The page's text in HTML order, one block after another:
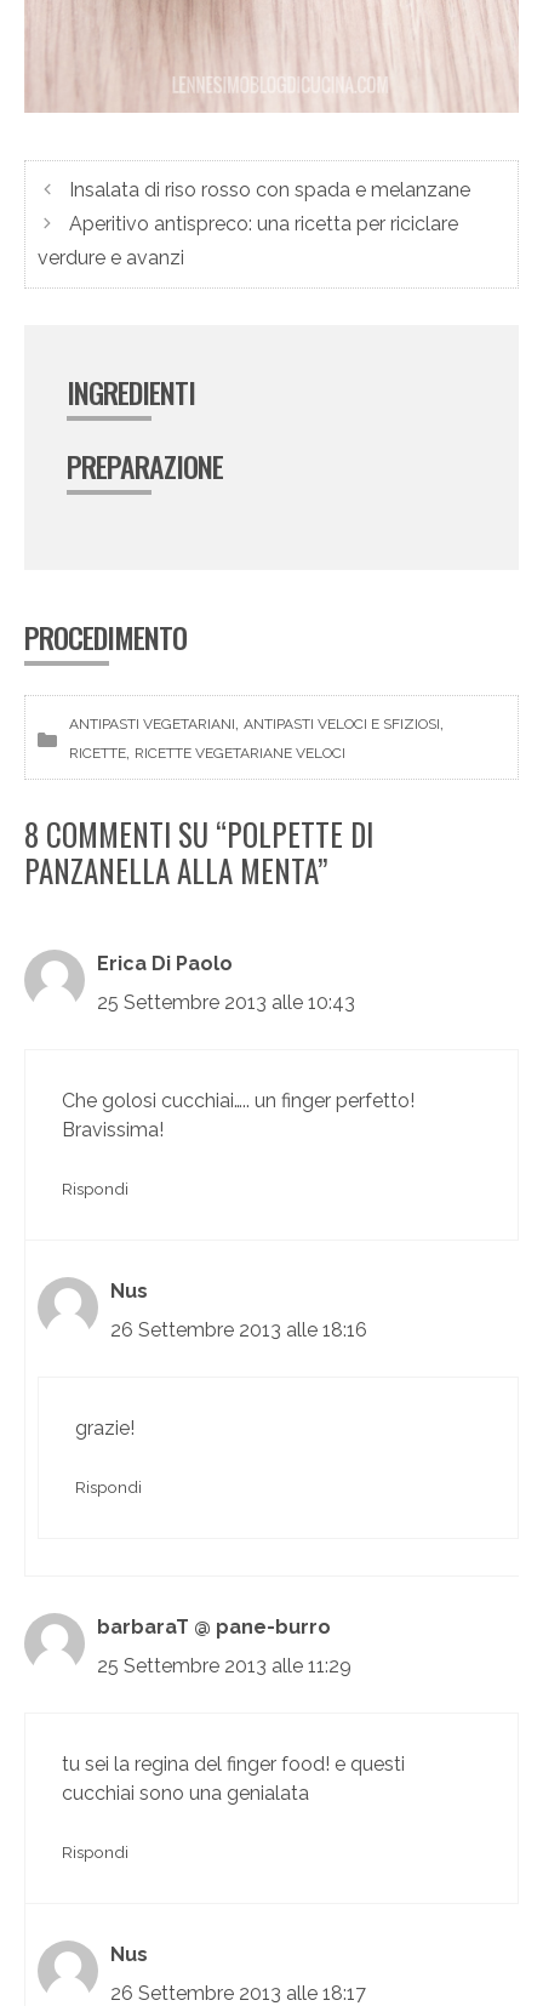
Insalata di riso rosso con spada e melanzane
Aperitivo antispreco: una ricetta per riciclare
verdure e avanzi
INGREDIENTI
PREPARAZIONE
PROCEDIMENTO
ANTIPASTI VEGETARIANI, ANTIPASTI VELOCI E SFIZIOSI
RICETTE, RICETTE VEGETARIANE VELOCI
8 COMMENTI SU “POLPETTE DI
PANZANELLA ALLA MENTA”
Erica Di Paolo
25 Settembre 2013 alle 10:43
Che golosi cucchiai….. un finger perfetto!
Bravissima!
Rispondi
Nus
26 Settembre 2013 alle 18:16
grazie!
Rispondi
barbaraT @ pane-burro
25 Settembre 2013 alle 11:29
tu sei la regina del finger food! e questi
cucchiai sono una genialata
Rispondi
Nus
26 Settembre 2013 alle 18:17